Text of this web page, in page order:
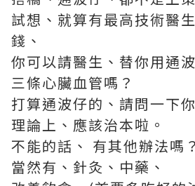
試想、就算有最高技術醫
錢、
你可以請醫生、替你用通
三條心臟血管嗎？
打算通波仔的、請問一下
理論上、應該治本啦。
不能的話、 有其他辦法嗎？
當然有、針灸、中藥、